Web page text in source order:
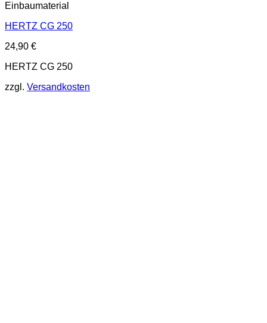
Einbaumaterial
HERTZ CG 250
24,90 €
HERTZ CG 250
zzgl. Versandkosten